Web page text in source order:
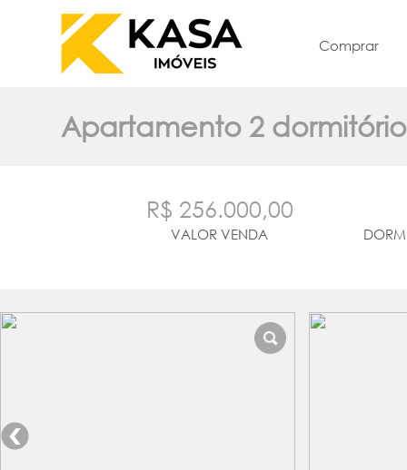
Comprar
Apartamento 2
R$ 256.000,00
VALOR VENDA